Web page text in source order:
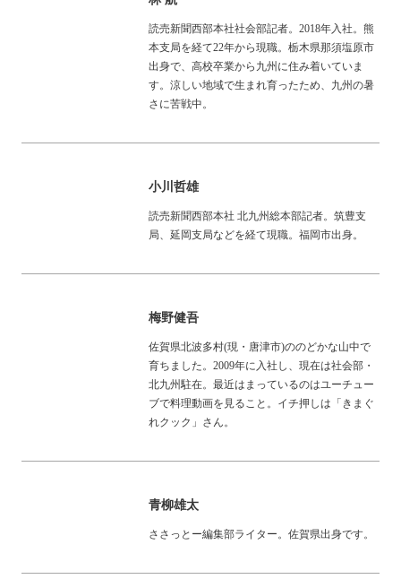
読売新聞西部本社社会部記者。2018年入社。熊
本支局を経て22年から現職。栃木県那須塩原市
出身で、高校卒業から九州に住み着いていま
す。涼しい地域で生まれ育ったため、九州の暑
さに苦戦中。
小川哲雄
読売新聞西部本社 北九州総本部記者。筑豊支
局、延岡支局などを経て現職。福岡市出身。
梅野健吾
佐賀県北波多村(現・唐津市)ののどかな山中で
育ちました。2009年に入社し、現在は社会部・
北九州駐在。最近はまっているのはユーチュー
ブで料理動画を見ること。イチ押しは「きまぐ
れクック」さん。
青柳雄太
ささっとー編集部ライター。佐賀県出身です。